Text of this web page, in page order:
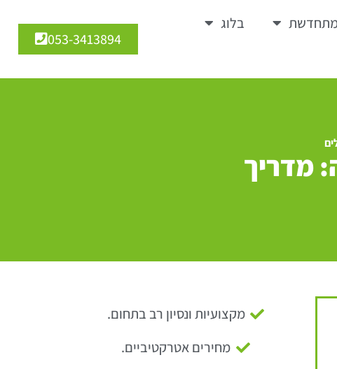
מתחדשת
בלוג
053-3413894
מדריך
מקצועיות ונסיון רב בתחום.
מחירים אטרקטיביים.